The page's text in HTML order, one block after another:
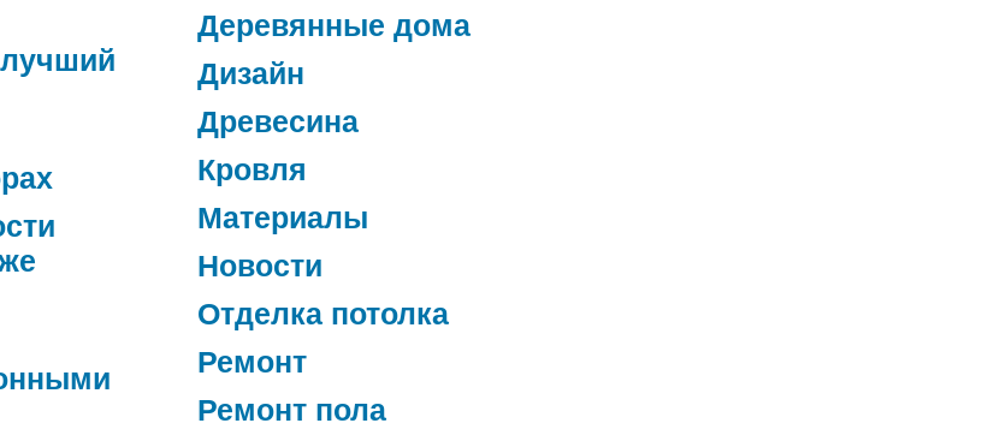
Деревянные дома
Дизайн
Древесина
Кровля
Материалы
Новости
Отделка потолка
Ремонт
Ремонт пола